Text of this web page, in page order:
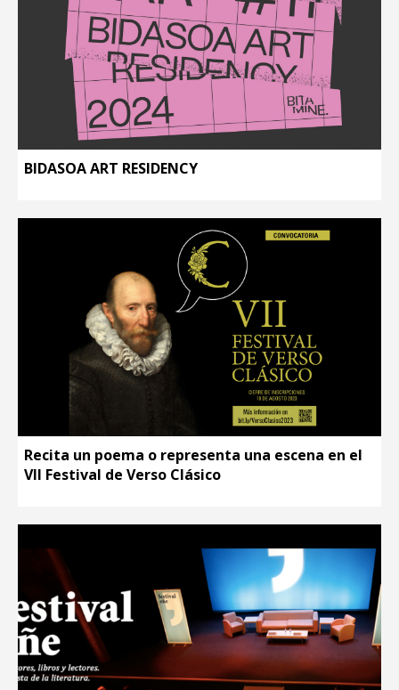
BIDASOA ART RESIDENCY
Recita un poema o representa una escena en el
VII Festival de Verso Clásico